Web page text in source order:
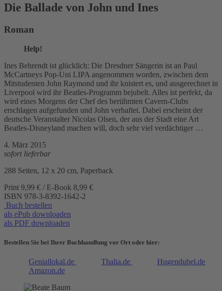
Die Ballade von John und Ines
Roman
Help!
Ines Behrendt ist glücklich: Die Dresdner Sängerin ist an Paul
McCartneys Pop-Uni LIPA angenommen worden, zwischen dem
Mitstudenten John Raymond und ihr knistert es, und ausgerechnet in
Liverpool wird ihr Beatles-Programm bejubelt. Alles ist perfekt, da
wird eines Morgens der Chef des berühmten Cavern-Clubs
erschlagen aufgefunden und John verhaftet. Dabei erscheint der
deutsche Veranstalter Nicolas Olsen, der aus der Stadt eine Art
Beatles-Disneyland machen will, doch sehr viel verdächtiger …
4. März 2015
sofort lieferbar
288 Seiten, 12 x 20 cm, Paperback
Print 9,99 € / E-Book 8,99 €
ISBN 978-3-8392-1642-2
Buch bestellen
als ePub downloaden
als PDF downloaden
Bestellen Sie bei Ihrer Buchhandlung vor Ort oder hier:
Geniallokal.de Thalia.de
Hugendubel.de
Amazon.de